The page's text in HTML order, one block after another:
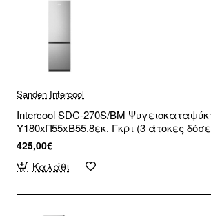
Sanden Intercool
Intercool SDC-270S/BM
Υ180xΠ55xΒ55.8εκ. Γκρι (3 άτοκες
425,00€
Καλάθι